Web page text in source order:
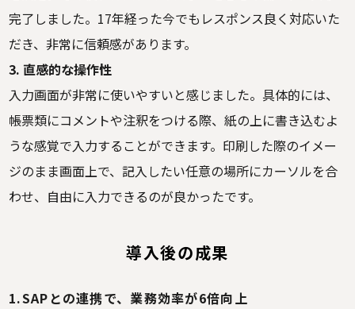
完了しました。17年経った今でもレスポンス良く対応いた
だき、非常に信頼感があります。
3. 直感的な操作性
入力画面が非常に使いやすいと感じました。具体的には、
帳票類にコメントや注釈をつける際、紙の上に書き込むよ
うな感覚で入力することができます。印刷した際のイメー
ジのまま画面上で、記入したい任意の場所にカーソルを合
わせ、自由に入力できるのが良かったです。
導入後の成果
1.SAPとの連携で、業務効率が6倍向上